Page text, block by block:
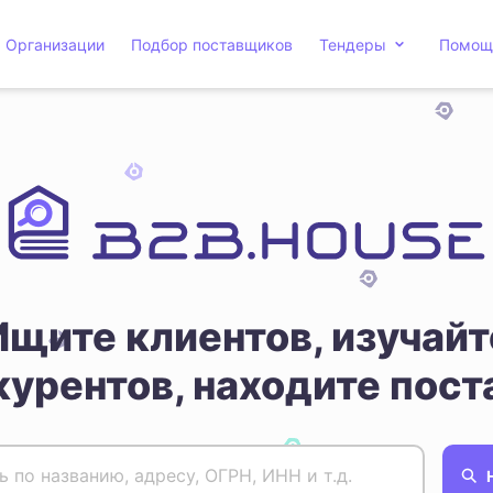
Организации Подбор поставщиков Тендеры
клиентов,
находите